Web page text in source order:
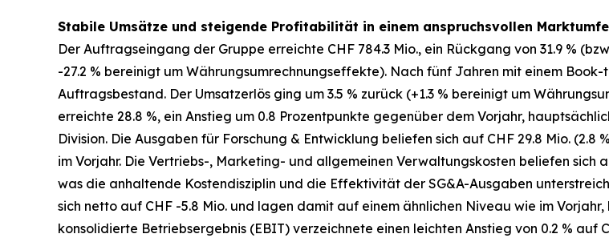
Stabile Umsätze und steigende Profitabilität in einem anspruchsvollen
Der Auftragseingang der Gruppe erreichte CHF 784.3 Mio., ein Rückgang von 31.9 %
-27.2 % bereinigt um Währungsumrechnungseffekte). Nach fünf Jahren mit einem
Auftragsbestand. Der Umsatzerlös ging um 3.5 % zurück (+1.3 % bereinigt um
erreichte 28.8 %, ein Anstieg um 0.8 Prozentpunkte gegenüber dem Vorjahr,
Division. Die Ausgaben für Forschung & Entwicklung beliefen sich auf CHF 29.8 Mio.
im Vorjahr. Die Vertriebs-, Marketing- und allgemeinen Verwaltungskosten beliefen sich
was die anhaltende Kostendisziplin und die Effektivität der SG&A-Ausgaben
sich netto auf CHF -5.8 Mio. und lagen damit auf einem ähnlichen Niveau wie im
konsolidierte Betriebsergebnis (EBIT) verzeichnete einen leichten Anstieg von 0.2 % auf